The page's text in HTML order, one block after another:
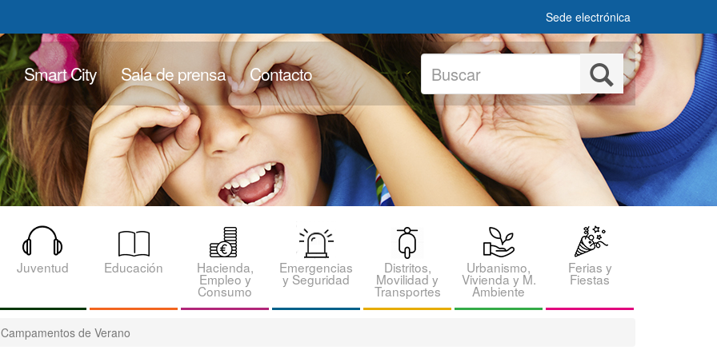
Sede electrónica
Smart City Sala de prensa Contacto
Buscar Buscar
Juventud Educación Hacienda,
Empleo y
Consumo
Emergencias
y Seguridad
Distritos,
Movilidad y
Transportes
Urbanismo,
Vivienda y M.
Ambiente
Ferias y
Fiestas
Campamentos de Verano